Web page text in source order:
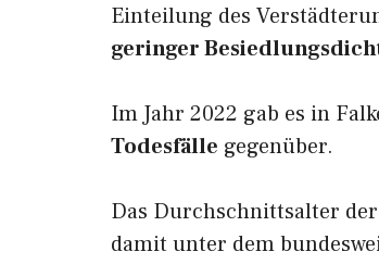
Einteilung des
geringer
Im Jahr 2022 gab es in
Todesfälle gegenüber.
Das Durchschnittsalter
damit unter dem